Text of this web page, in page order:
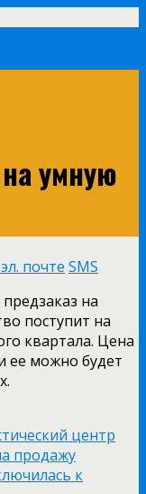
умную
почте SMS
на
поступит на
квартала. Цена
ее можно будет
центр
продажу
к